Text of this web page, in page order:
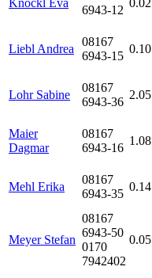
Knöckl Eva
6943-12
0.02
Liebl Andrea
08167
6943-15
0.10
Lohr Sabine
08167
6943-36
2.05
Maier
Dagmar
08167
6943-16
1.08
Mehl Erika
08167
6943-35
0.14
Meyer Stefan
08167
6943-50
0170
7942402
0.05